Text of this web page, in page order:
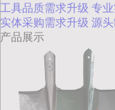
工具品质需求升级 专
实体采购需求升级 源
产品展示